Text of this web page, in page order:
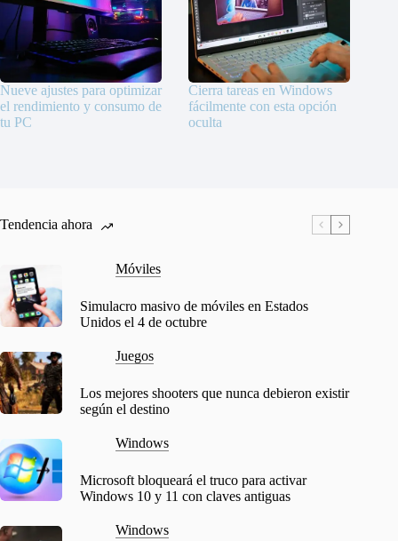
Nueve ajustes para optimizar
el rendimiento y consumo de
tu PC
Cierra tareas en Windows
fácilmente con esta opción
oculta
Tendencia ahora
Móviles
Simulacro masivo de móviles en Estados
Unidos el 4 de octubre
Juegos
Los mejores shooters que nunca debieron existir
según el destino
Windows
Microsoft bloqueará el truco para activar
Windows 10 y 11 con claves antiguas
Windows